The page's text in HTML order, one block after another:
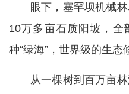
眼下，塞罕坝机械
10万多亩石质阳坡，全
种“绿海”，世界级的生态
从一棵树到百万亩